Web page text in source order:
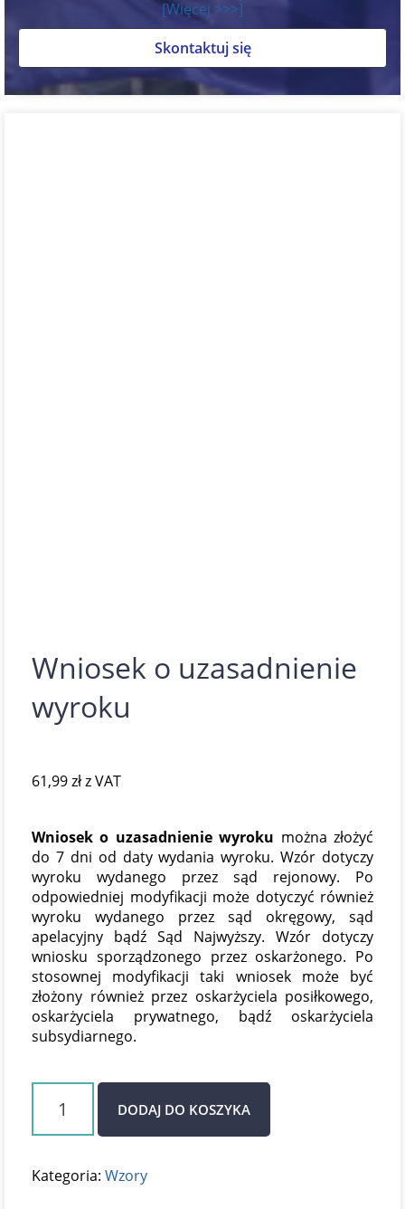
[Więcej >>>]
Skontaktuj się
Wniosek o uzasadnienie
wyroku
61,99złz VAT
Wniosek o uzasadnienie wyroku można złożyć
do 7 dni od daty wydania wyroku. Wzór dotyczy
wyroku wydanego przez sąd rejonowy. Po
odpowiedniej modyfikacji może dotyczyć również
wyroku wydanego przez sąd okręgowy, sąd
apelacyjny bądź Sąd Najwyższy. Wzór dotyczy
wniosku sporządzonego przez oskarżonego. Po
stosownej modyfikacji taki wniosek może być
złożony również przez oskarżyciela posiłkowego,
oskarżyciela prywatnego, bądź oskarżyciela
subsydiarnego.
Wniosek
o
wyroku
DODAJ DO KOSZYKA
Kategoria: Wzory